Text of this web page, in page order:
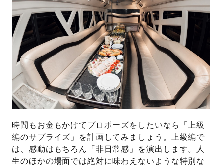
時間もお金もかけてプロポーズをしたいなら「上級
編のサプライズ」を計画してみましょう。上級編で
は、感動はもちろん「非日常感」を演出します。人
生のほかの場面では絶対に味わえないような特別な